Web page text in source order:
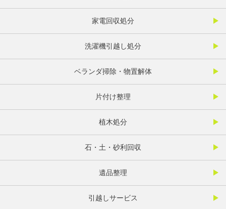
家電回収処分
洗濯機引越し処分
ベランダ掃除・物置解体
片付け整理
植木処分
石・土・砂利回収
遺品整理
引越しサービス